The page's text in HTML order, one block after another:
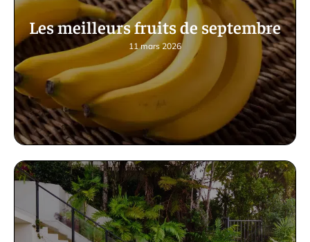
Les meilleurs fruits de septembre
11 mars 2026